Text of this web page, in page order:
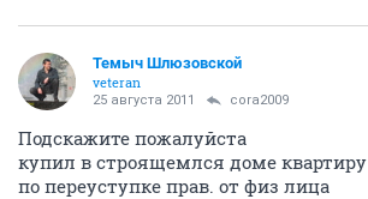
Темыч Шлюзовской
veteran
25 августа 2011 cora2009
Подскажите пожалуйста
купил в строящемлся доме квартиру
по переуступке прав. от физ лица